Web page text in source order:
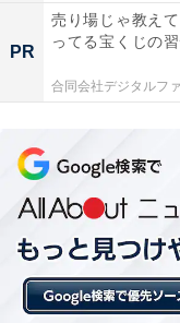
PR
売り場じゃ教え
ってる宝くじの
合同会社デジタルフ